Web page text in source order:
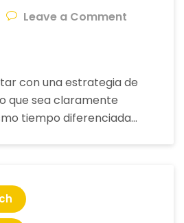
Leave a Comment
con una estrategia de
que sea claramente
tiempo diferenciada…